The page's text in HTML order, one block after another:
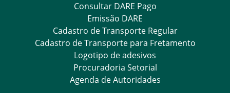
Consultar DARE Pago
Emissão DARE
Cadastro de Transporte Regular
Cadastro de Transporte para Fretamento
Logotipo de adesivos
Procuradoria Setorial
Agenda de Autoridades